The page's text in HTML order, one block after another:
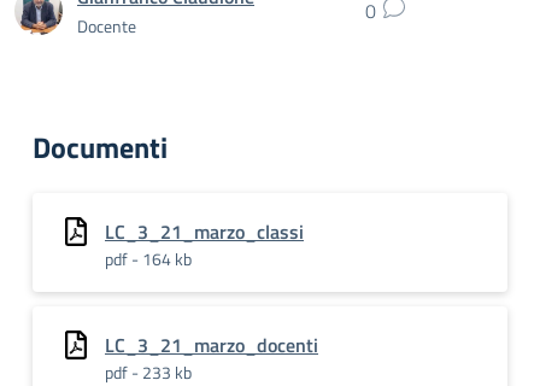
Docente 0
Documenti
LC_3_21_marzo_classi
pdf - 164 kb
LC_3_21_marzo_docenti
pdf - 233 kb